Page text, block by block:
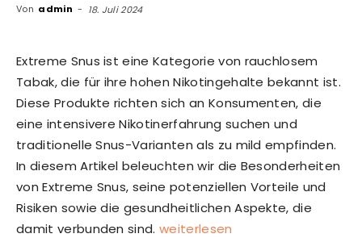
Von admin - 18. Juli 2024
Extreme Snus ist eine Kategorie von rauchlosem
Tabak, die für ihre hohen Nikotingehalte bekannt ist.
Diese Produkte richten sich an Konsumenten, die
eine intensivere Nikotinerfahrung suchen und
traditionelle Snus-Varianten als zu mild empfinden.
In diesem Artikel beleuchten wir die Besonderheiten
von Extreme Snus, seine potenziellen Vorteile und
Risiken sowie die gesundheitlichen Aspekte, die
damit verbunden sind.weiterlesen